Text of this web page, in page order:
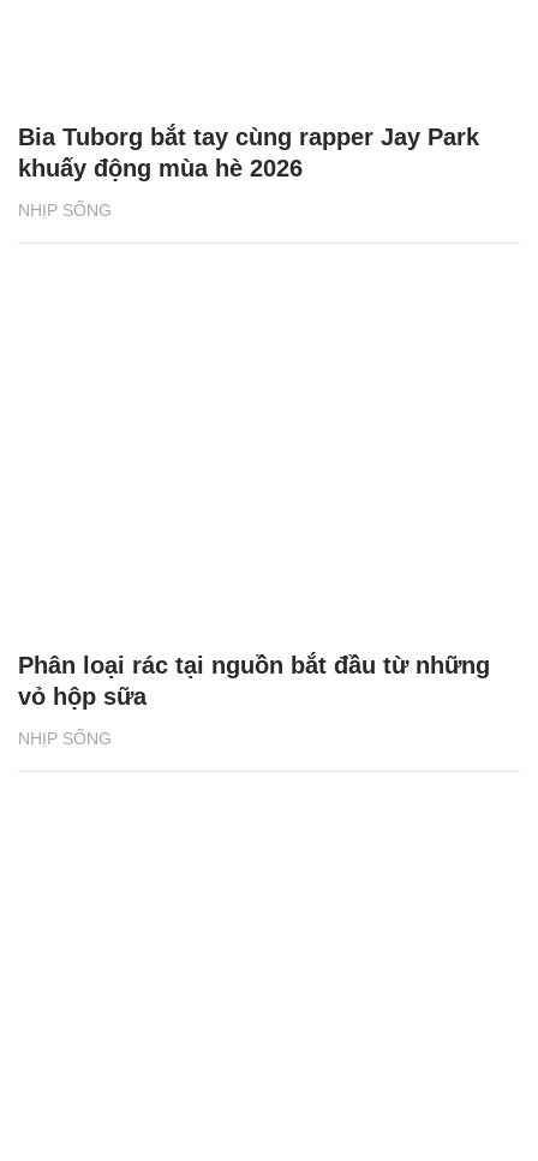
NHỊP SỐNG
Bia Tuborg bắt tay cùng rapper Jay Park
khuấy động mùa hè 2026
NHỊP SỐNG
Phân loại rác tại nguồn bắt đầu từ những
vỏ hộp sữa